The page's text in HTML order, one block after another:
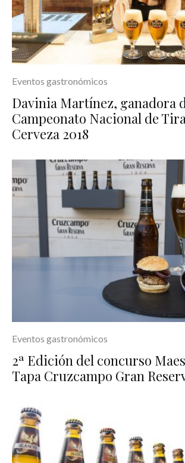
Eventos gastronómicos
Davinia Martínez, ganadora
Campeonato Nacional de
Cerveza 2018
Eventos gastronómicos
2ª Edición del concurso
Tapa Cruzcampo Gran